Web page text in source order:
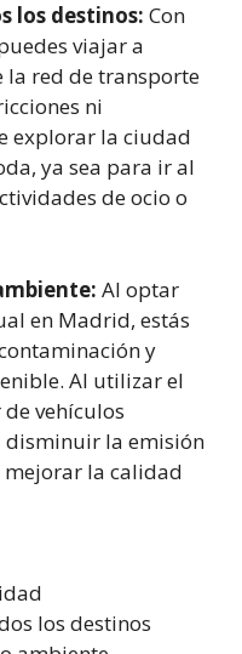
los destinos: Con
viajar a
red de transporte
ni
explorar la ciudad
ya sea para ir al
de ocio o
Al optar
en Madrid, estás
y
Al utilizar el
vehículos
disminuir la emisión
mejorar la calidad
los destinos